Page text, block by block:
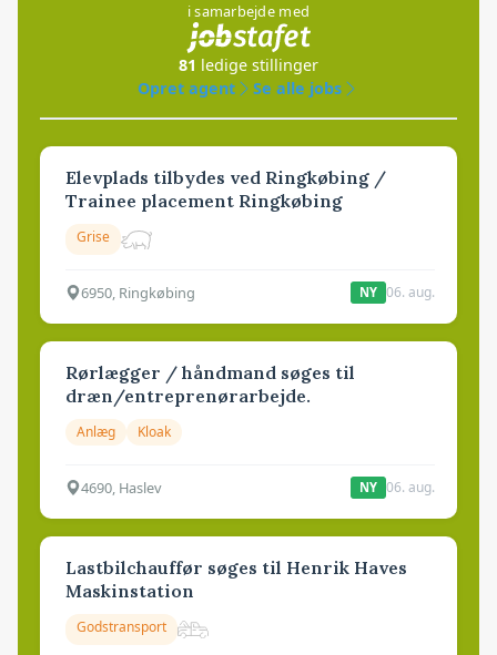
i samarbejde med
81 ledige stillinger
Opret agent
Se alle jobs
Elevplads tilbydes ved Ringkøbing /
Trainee placement Ringkøbing
Grise
6950, Ringkøbing NY 06. aug.
Rørlægger / håndmand søges til
dræn/entreprenørarbejde.
Anlæg Kloak
4690, Haslev NY 06. aug.
Lastbilchauffør søges til Henrik Haves
Maskinstation
Godstransport